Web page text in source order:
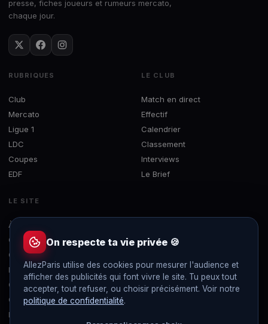
presse, fiches joueurs et rumeurs mercato,
chaque jour.
RUBRIQUES
Club
Mercato
Ligue 1
LDC
Coupes
EDF
LE CLUB
Match en direct
Effectif
Calendrier
Classement
Interviews
Le Brief
LE SITE
À propos
Concours
Contact
Mentions légales
Confidentialité
Gérer les cookies
Flux RSS
On respecte ta vie privée 🍪
AllezParis utilise des cookies pour mesurer l'audience et
afficher des publicités qui font vivre le site. Tu peux tout
accepter, tout refuser, ou choisir précisément. Voir notre
politique de confidentialité.